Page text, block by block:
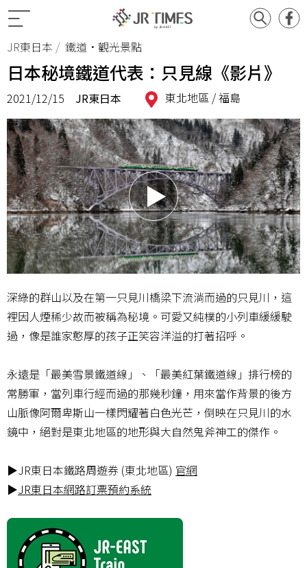
JR東日本 鐵道•觀光景點
日本秘境鐵道代表：只見線《影片》
2021/12/15 JR東日本 東北地區 /福島
深綠的群山以及在第一只見川橋梁下流淌而過的只見川，這
裡因人煙稀少故而被稱為秘境。可愛又純樸的小列車緩緩駛
過，像是誰家憨厚的孩子正笑容洋溢的打著招呼。
永遠是「最美雪景鐵道線」、「最美紅葉鐵道線」排行榜的
常勝軍，當列車行經而過的那幾秒鐘，用來當作背景的後方
山脈像阿爾卑斯山一樣閃耀著白色光芒，倒映在只見川的水
鏡中，絕對是東北地區的地形與大自然鬼斧神工的傑作。
▶JR東日本鐵路周遊券 (東北地區) 官網
▶JR東日本網路訂票預約系統